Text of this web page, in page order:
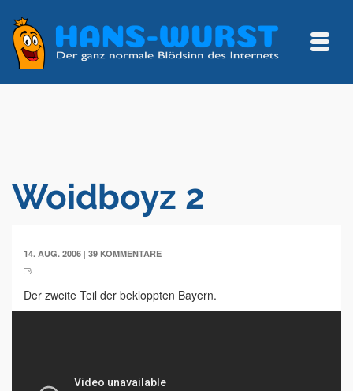
Woidboyz 2
14. AUG. 2006 | 39 KOMMENTARE
Der zweite Teil der bekloppten Bayern.